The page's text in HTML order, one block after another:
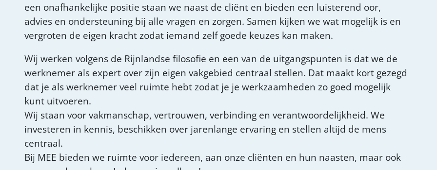
een onafhankelijke positie staan we naast de cliënt en bieden een luisterend oor,
advies en ondersteuning bij alle vragen en zorgen. Samen kijken we wat mogelijk is en
vergroten de eigen kracht zodat iemand zelf goede keuzes kan maken.
Wij werken volgens de Rijnlandse filosofie en een van de uitgangspunten is dat we de
werknemer als expert over zijn eigen vakgebied centraal stellen. Dat maakt kort gezegd
dat je als werknemer veel ruimte hebt zodat je je werkzaamheden zo goed mogelijk
kunt uitvoeren.
Wij staan voor vakmanschap, vertrouwen, verbinding en verantwoordelijkheid. We
investeren in kennis, beschikken over jarenlange ervaring en stellen altijd de mens
centraal.
Bij MEE bieden we ruimte voor iedereen, aan onze cliënten en hun naasten, maar ook